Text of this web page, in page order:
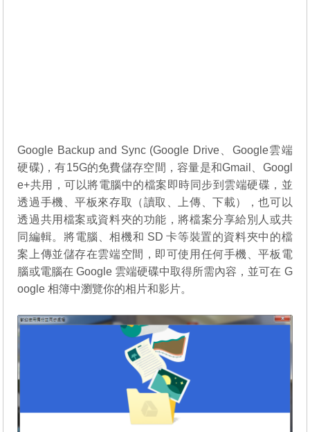
Google Backup and Sync (Google Drive、Google雲端
硬碟)，有15G的免費儲存空間，容量是和Gmail、Googl
e+共用，可以將電腦中的檔案即時同步到雲端硬碟，並
透過手機、平板來存取（讀取、上傳、下載），也可以
透過共用檔案或資料夾的功能，將檔案分享給別人或共
同編輯。將電腦、相機和 SD 卡等裝置的資料夾中的檔
案上傳並儲存在雲端空間，即可使用任何手機、平板電
腦或電腦在 Google 雲端硬碟中取得所需內容，並可在 G
oogle 相簿中瀏覽你的相片和影片。